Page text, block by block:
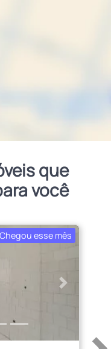
que
você
Chegou esse mês
Próximo